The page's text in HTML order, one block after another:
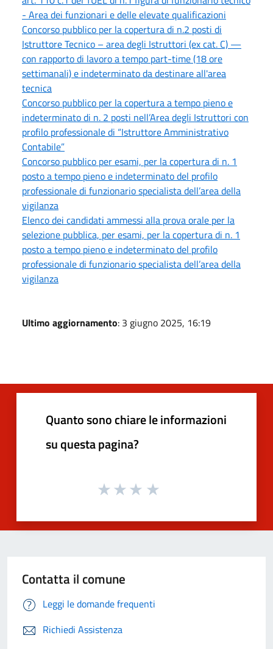
- Area dei funzionari e delle elevate qualificazioni
Concorso pubblico per la copertura di n.2 posti di
Istruttore Tecnico – area degli Istruttori (ex cat. C) —
con rapporto di lavoro a tempo part-time (18 ore
settimanali) e indeterminato da destinare all'area
tecnica
Concorso pubblico per la copertura a tempo pieno e
indeterminato di n. 2 posti nell’Area degli Istruttori con
profilo professionale di “Istruttore Amministrativo
Contabile”
Concorso pubblico per esami, per la copertura di n. 1
posto a tempo pieno e indeterminato del profilo
professionale di funzionario specialista dell’area della
vigilanza
Elenco dei candidati ammessi alla prova orale per la
selezione pubblica, per esami, per la copertura di n. 1
posto a tempo pieno e indeterminato del profilo
professionale di funzionario specialista dell’area della
vigilanza
Ultimo aggiornamento: 3 giugno 2025, 16:19
Quanto sono chiare le informazioni
su questa pagina?
Contatta il comune
Leggi le domande frequenti
Richiedi Assistenza